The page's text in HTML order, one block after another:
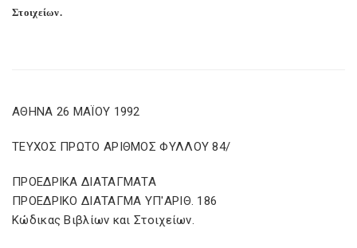
Στοιχείων.
ΑΘΗΝΑ 26 ΜΑΪΟΥ 1992
ΤΕΥΧΟΣ ΠΡΩΤΟ ΑΡΙΘΜΟΣ ΦΥΛΛΟΥ 84/
ΠΡΟΕΔΡΙΚΑ ΔΙΑΤΑΓΜΑΤΑ
ΠΡΟΕΔΡΙΚΟ ΔΙΑΤΑΓΜΑ ΥΠ'ΑΡΙΘ. 186
Κώδικας Βιβλίων και Στοιχείων.